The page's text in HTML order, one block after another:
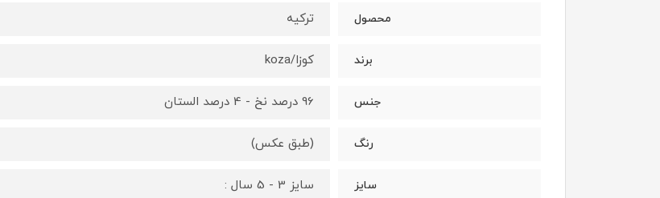
محصول ترکیه
برند کوزا/koza
جنس 96 درصد نخ - 4 درصد الستان
رنگ (طبق عکس)
سایز سایز 3 - 5 سال :